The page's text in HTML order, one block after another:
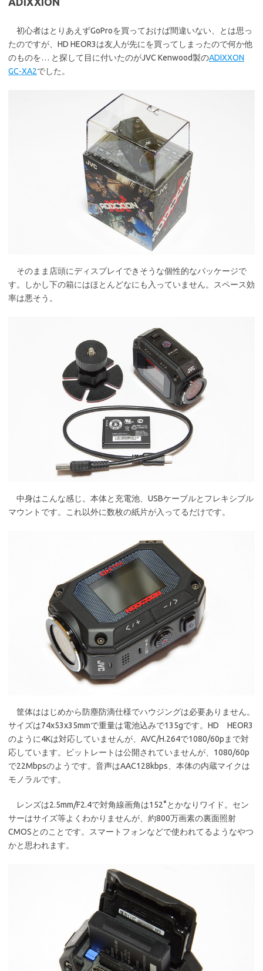
初心者はとりあえずGoProを買っておけば間違いない、とは思っ
たのですが、HD HEOR3は友人が先にを買ってしまったので何か他
のものを… と探して目に付いたのがJVC Kenwood製のADIXXON
GC-XA2でした。
そのまま店頭にディスプレイできそうな個性的なパッケージで
す。しかし下の箱にはほとんどなにも入っていません。スペース効
率は悪そう。
中身はこんな感じ。本体と充電池、USBケーブルとフレキシブル
マウントです。これ以外に数枚の紙片が入ってるだけです。
筐体ははじめから防塵防滴仕様でハウジングは必要ありません。
サイズは74x53x35mmで重量は電池込みで135gです。HD HEOR3
のように4Kは対応していませんが、AVC/H.264で1080/60pまで対
応しています。ビットレートは公開されていませんが、1080/60p
で22Mbpsのようです。音声はAAC128kbps、本体の内蔵マイクは
モノラルです。
レンズは2.5mm/F2.4で対角線画角は152°とかなりワイド。セン
サーはサイズ等よくわかりませんが、約800万画素の裏面照射
CMOSとのことです。スマートフォンなどで使われてるようなやつ
かと思われます。